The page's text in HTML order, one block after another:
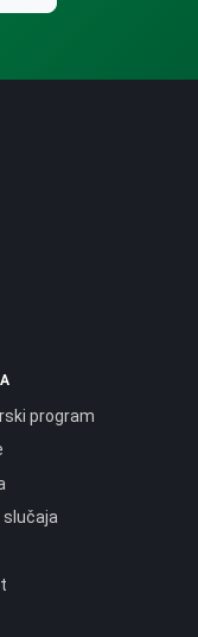
program
slučaja